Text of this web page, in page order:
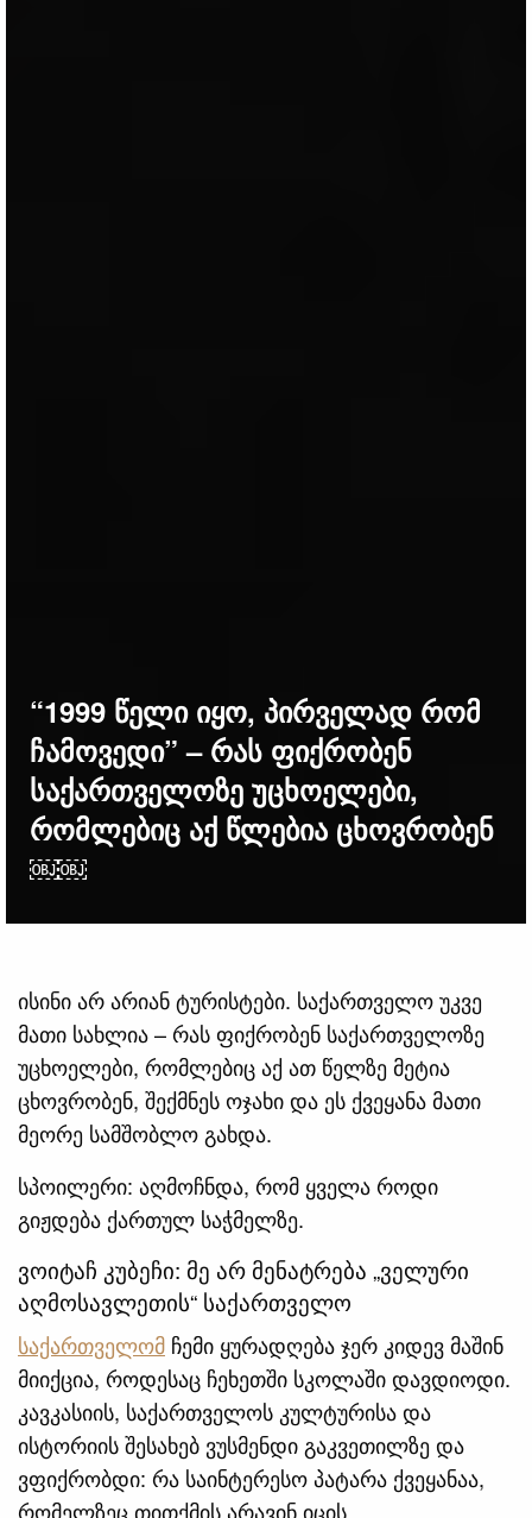
“1999 წელი იყო, პირველად რომ
ჩამოვედი” – რას ფიქრობენ
საქართველოზე უცხოელები,
რომლებიც აქ წლებია ცხოვრობენ
￼￼
ისინი არ არიან ტურისტები. საქართველო უკვე
მათი სახლია – რას ფიქრობენ საქართველოზე
უცხოელები, რომლებიც აქ ათ წელზე მეტია
ცხოვრობენ, შექმნეს ოჯახი და ეს ქვეყანა მათი
მეორე სამშობლო გახდა.
სპოილერი: აღმოჩნდა, რომ ყველა როდი
გიჟდება ქართულ საჭმელზე.
ვოიტაჩ კუბეჩი: მე არ მენატრება „ველური
აღმოსავლეთის“ საქართველო
საქართველომ ჩემი ყურადღება ჯერ კიდევ მაშინ
მიიქცია, როდესაც ჩეხეთში სკოლაში დავდიოდი.
კავკასიის, საქართველოს კულტურისა და
ისტორიის შესახებ ვუსმენდი გაკვეთილზე და
ვფიქრობდი: რა საინტერესო პატარა ქვეყანაა,
რომელზეც თითქმის არავინ იცის.